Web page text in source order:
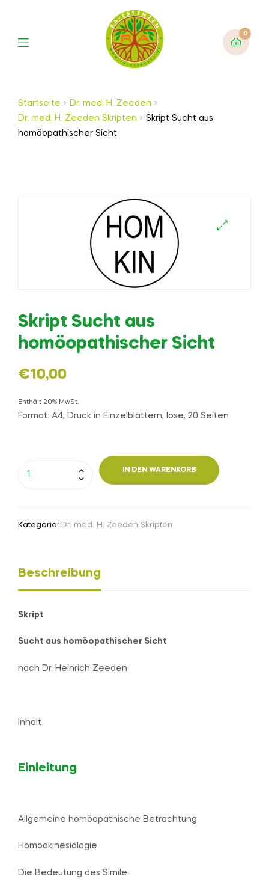
0
Startseite
Dr. med. H. Zeeden
Dr. med. H. Zeeden Skripten
Skript Sucht aus
homöopathischer Sicht
Skript Sucht aus
homöopathischer Sicht
€10,00
Enthält 20% MwSt.
Format: A4, Druck in Einzelblättern, lose, 20 Seiten
IN DEN WARENKORB
Kategorie: Dr. med. H. Zeeden Skripten
Beschreibung
Skript
Sucht aus homöopathischer Sicht
nach Dr. Heinrich Zeeden
Inhalt
Einleitung
Allgemeine homöopathische Betrachtung
Homöokinesiologie
Die Bedeutung des Simile